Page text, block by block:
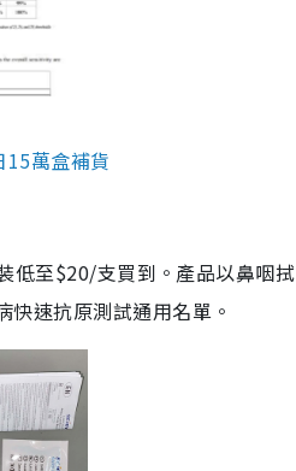
15萬盒補貨
低至$20/支買到。產品以鼻咽
速抗原測試通用名單。